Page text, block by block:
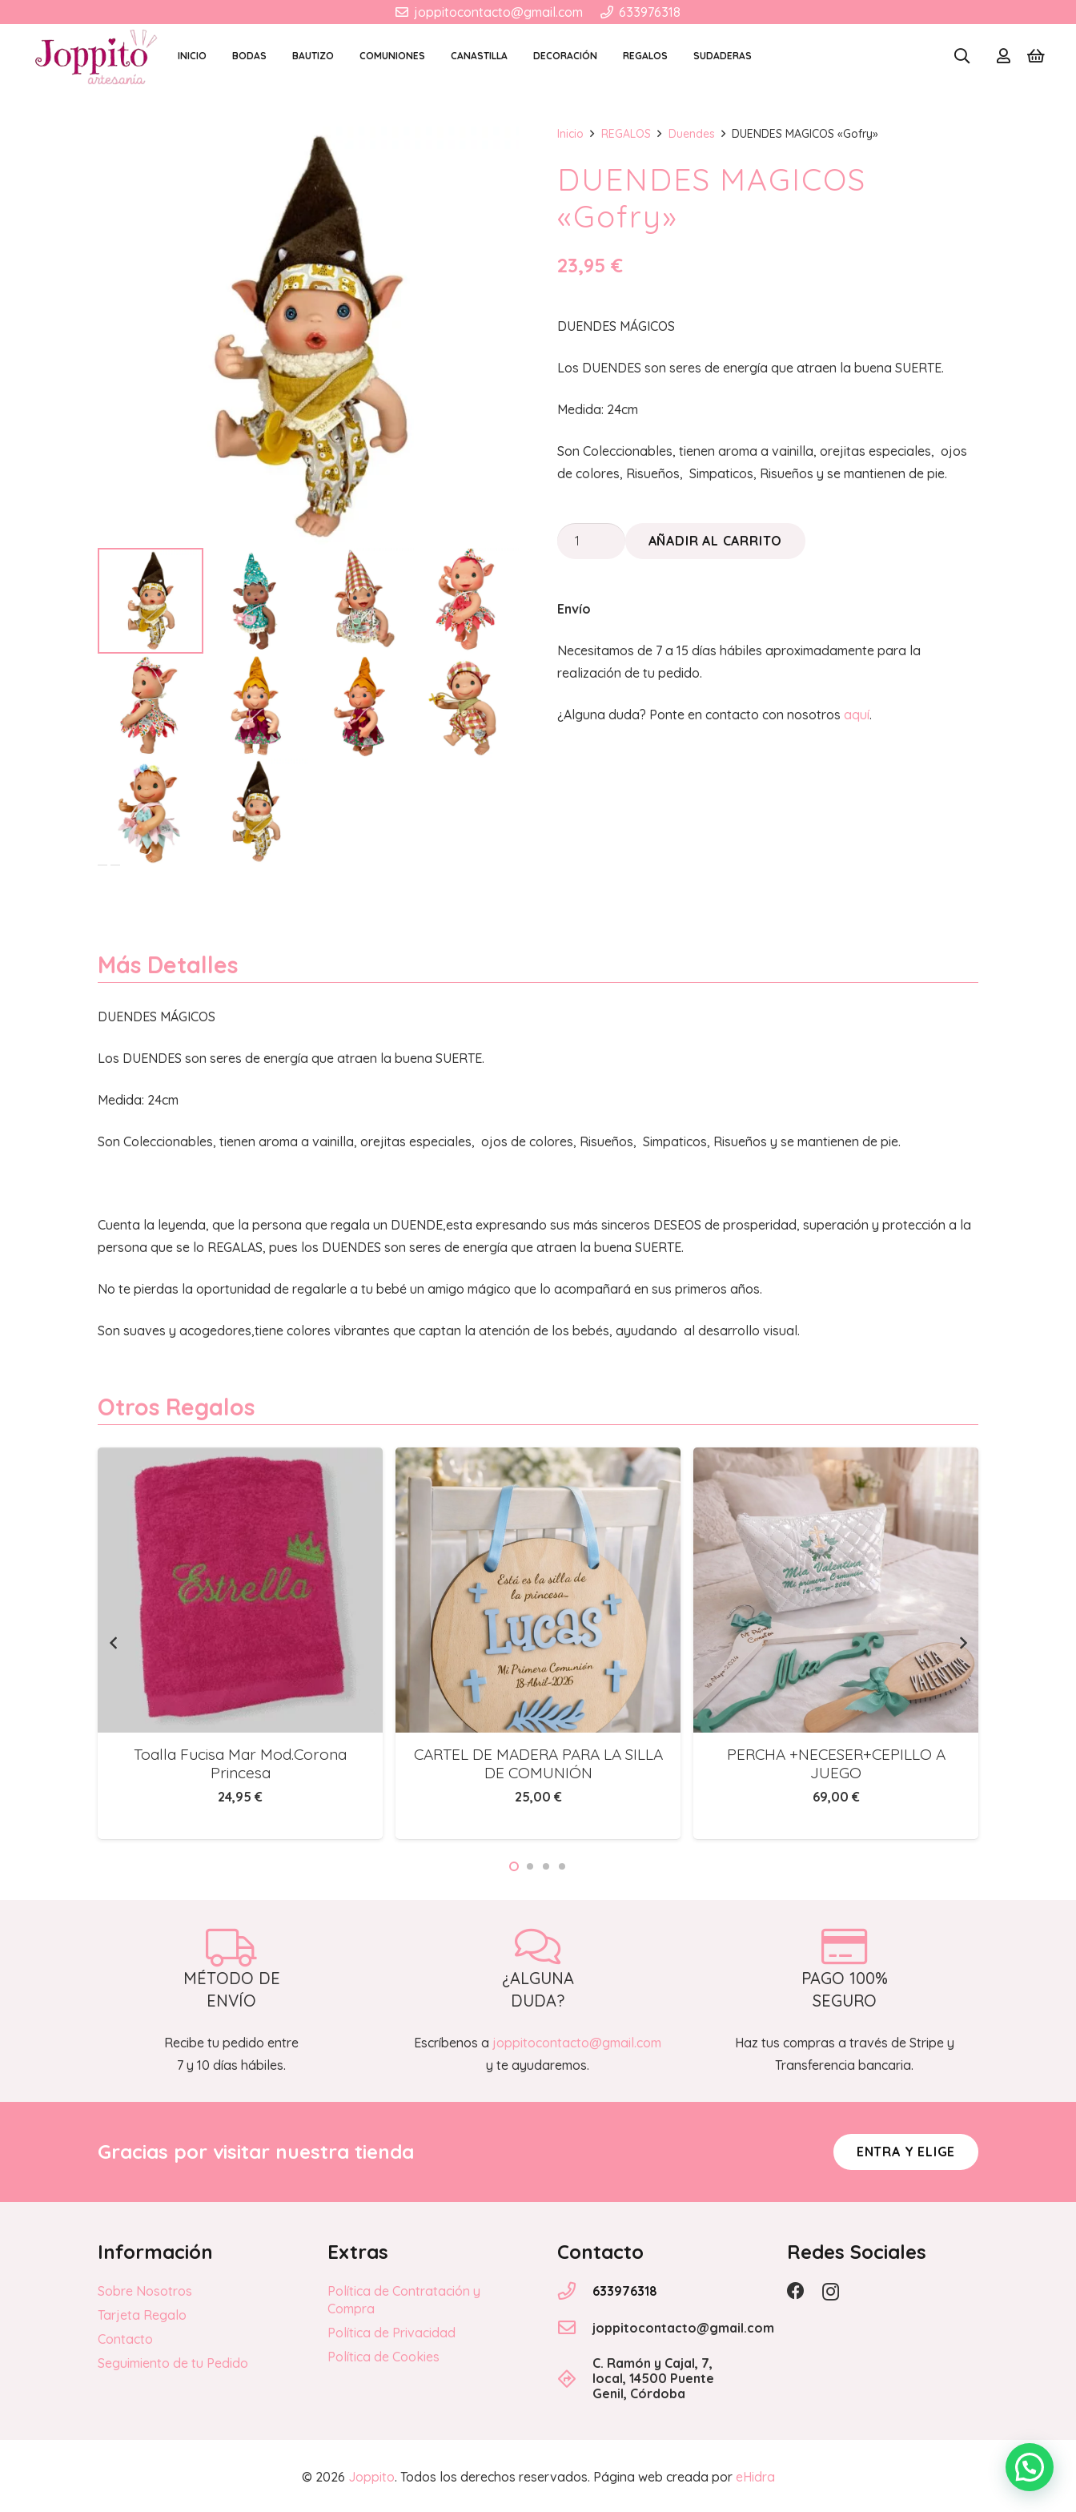
joppitocontacto@gmail.com 633976318
INICIO BODAS BAUTIZO COMUNIONES CANASTILLA DECORACIÓN REGALOS SUDADERAS
Inicio REGALOS Duendes DUENDES MAGICOS «Gofry»
DUENDES MAGICOS
«Gofry»
23,95 €
DUENDES MÁGICOS
Los DUENDES son seres de energía que atraen la buena SUERTE.
Medida: 24cm
Son Coleccionables, tienen aroma a vainilla, orejitas especiales, ojos
de colores, Risueños, Simpaticos, Risueños y se mantienen de pie.
DUENDES
cantidad
AÑADIR AL CARRITO
Envío
Necesitamos de 7 a 15 días hábiles aproximadamente para la
realización de tu pedido.
¿Alguna duda? Ponte en contacto con nosotros aquí.
Más Detalles
DUENDES MÁGICOS
Los DUENDES son seres de energía que atraen la buena SUERTE.
Medida: 24cm
Son Coleccionables, tienen aroma a vainilla, orejitas especiales, ojos de colores, Risueños, Simpaticos, Risueños y se mantienen de pie.
Cuenta la leyenda, que la persona que regala un DUENDE,esta expresando sus más sinceros DESEOS de prosperidad, superación y protección a la
persona que se lo REGALAS, pues los DUENDES son seres de energía que atraen la buena SUERTE.
No te pierdas la oportunidad de regalarle a tu bebé un amigo mágico que lo acompañará en sus primeros años.
Son suaves y acogedores,tiene colores vibrantes que captan la atención de los bebés, ayudando al desarrollo visual.
Otros Regalos
Toalla Fucisa Mar Mod.Corona
Princesa
24,95 €
CARTEL DE MADERA PARA LA SILLA
DE COMUNIÓN
25,00 €
PERCHA +NECESER+CEPILLO A
JUEGO
69,00 €
MÉTODO DE
ENVÍO
Recibe tu pedido entre
7 y 10 días hábiles.
¿ALGUNA
DUDA?
Escríbenos a joppitocontacto@gmail.com
y te ayudaremos.
PAGO 100%
SEGURO
Haz tus compras a través de Stripe y
Transferencia bancaria.
Gracias por visitar nuestra tienda ENTRA Y ELIGE
Información
Sobre Nosotros
Tarjeta Regalo
Contacto
Seguimiento de tu Pedido
Extras
Política de Contratación y
Compra
Política de Privacidad
Política de Cookies
Contacto
633976318
joppitocontacto@gmail.com
C. Ramón y Cajal, 7,
local, 14500 Puente
Genil, Córdoba
Redes Sociales
© 2026 Joppito. Todos los derechos reservados. Página web creada por eHidra